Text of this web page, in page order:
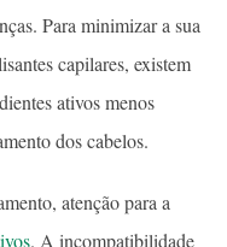
Para minimizar a sua
capilares, existem
ativos menos
dos cabelos.
atenção para a
. A incompatibilidade